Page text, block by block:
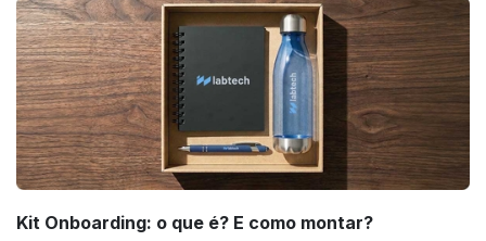
Kit Onboarding: o que é? E como montar?